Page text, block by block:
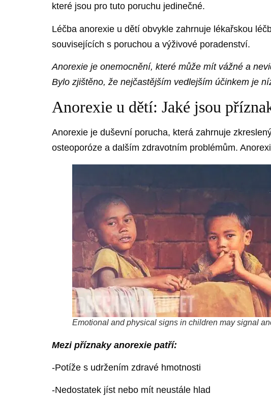
které jsou pro tuto poruchu jedinečné.
Léčba anorexie u dětí obvykle zahrnuje lékařskou
souvisejících s poruchou a výživové poradenství.
Anorexie je onemocnění, které může mít vážné a
Bylo zjištěno, že nejčastějším vedlejším účinkem je
Anorexie u dětí: Jaké jsou
Anorexie je duševní porucha, která zahrnuje
osteoporóze a dalším zdravotním problémům.
Emotional and physical signs in children may signal
Mezi příznaky anorexie patří:
-Potíže s udržením zdravé hmotnosti
-Nedostatek jíst nebo mít neustále hlad